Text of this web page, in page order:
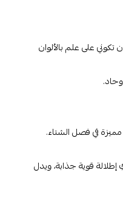
على علم بالألوان
في فصل الشتاء.
قوية جذابة، ويدل